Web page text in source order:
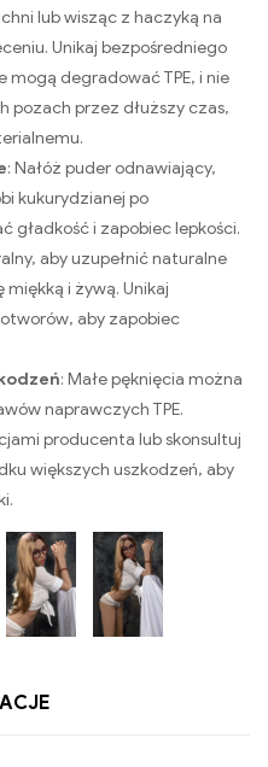
lub wisząc z haczyką na
Unikaj bezpośredniego
mogą degradować TPE, i nie
pozach przez dłuższy czas,
: Nałóż puder odnawiający,
kukurydzianej po
gładkość i zapobiec lepkości.
aby uzupełnić naturalne
miękką i żywą. Unikaj
aby zapobiec
: Małe pęknięcia można
naprawczych TPE.
producenta lub skonsultuj
większych uszkodzeń, aby